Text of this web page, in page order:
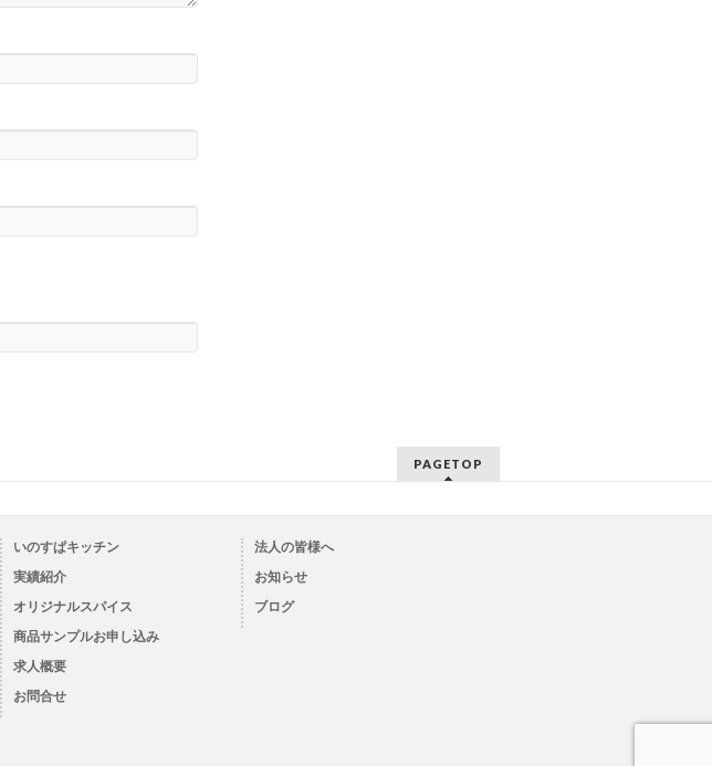
PAGETOP
いのすぱキッチン
実績紹介
オリジナルスパイス
商品サンプルお申し込み
求人概要
お問合せ
法人の皆様へ
お知らせ
ブログ